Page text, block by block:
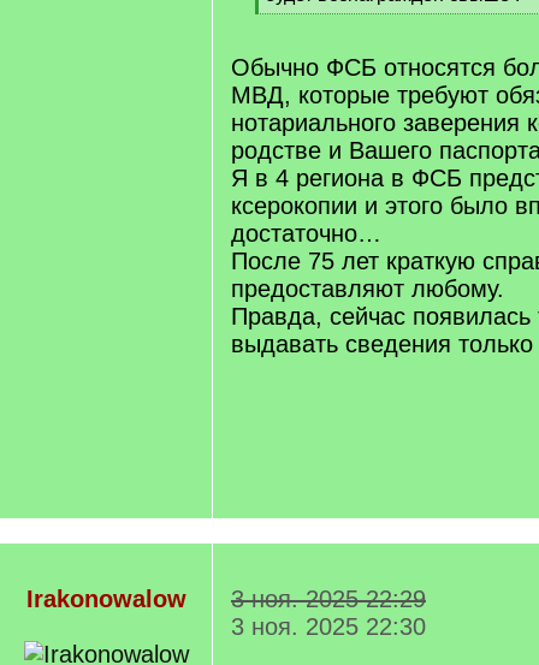
[
q
]
Обычно ФСБ относятся
МВД, которые требуют
нотариального заверения
родстве и Вашего
Я в 4 региона в ФСБ
ксерокопии и этого было
достаточно…
После 75 лет краткую
предоставляют любому.
Правда, сейчас появилась
выдавать сведения
Irakonowalow
3 ноя. 2025 22:29
3 ноя. 2025 22:30